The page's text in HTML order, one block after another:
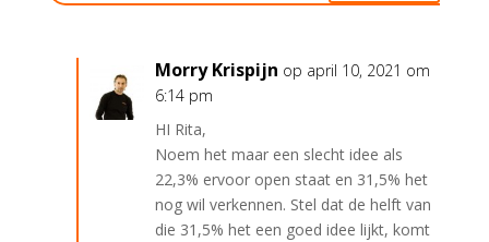
Morry Krispijn op april 10, 2021 om
6:14 pm
HI Rita,
Noem het maar een slecht idee als
22,3% ervoor open staat en 31,5% het
nog wil verkennen. Stel dat de helft van
die 31,5% het een goed idee lijkt, komt